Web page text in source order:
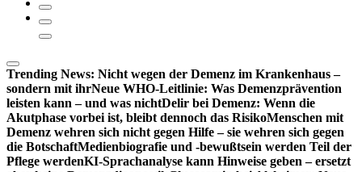
Trending News: Nicht wegen der Demenz im Krankenhaus –
sondern mit ihrNeue WHO-Leitlinie: Was Demenzprävention
leisten kann – und was nichtDelir bei Demenz: Wenn die
Akutphase vorbei ist, bleibt dennoch das RisikoMenschen mit
Demenz wehren sich nicht gegen Hilfe – sie wehren sich gegen
die BotschaftMedienbiografie und -bewußtsein werden Teil der
Pflege werdenKI-Sprachanalyse kann Hinweise geben – ersetzt